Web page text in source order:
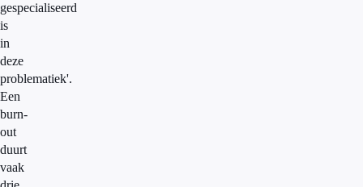
gespecialiseerd
is
in
deze
problematiek'.
Een
burn-
out
duurt
vaak